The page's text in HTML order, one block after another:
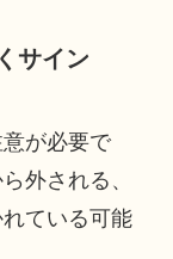
サイン
が必要で
外される、
ている可能